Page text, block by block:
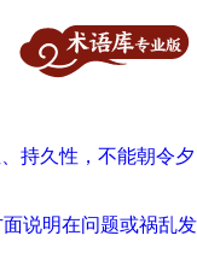
持久性，不能朝令夕
说明在问题或祸乱发